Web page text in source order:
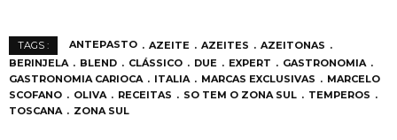
TAGS : ANTEPASTO AZEITE AZEITES
AZEITONAS
BERINJELA
BLEND CLÁSSICO DUE EXPERT
GASTRONOMIA
GASTRONOMIA CARIOCA
ITALIA MARCAS EXCLUSIVAS
MARCELO
SCOFANO
OLIVA RECEITAS SO TEM O ZONA SUL
TEMPEROS
TOSCANA
ZONA SUL